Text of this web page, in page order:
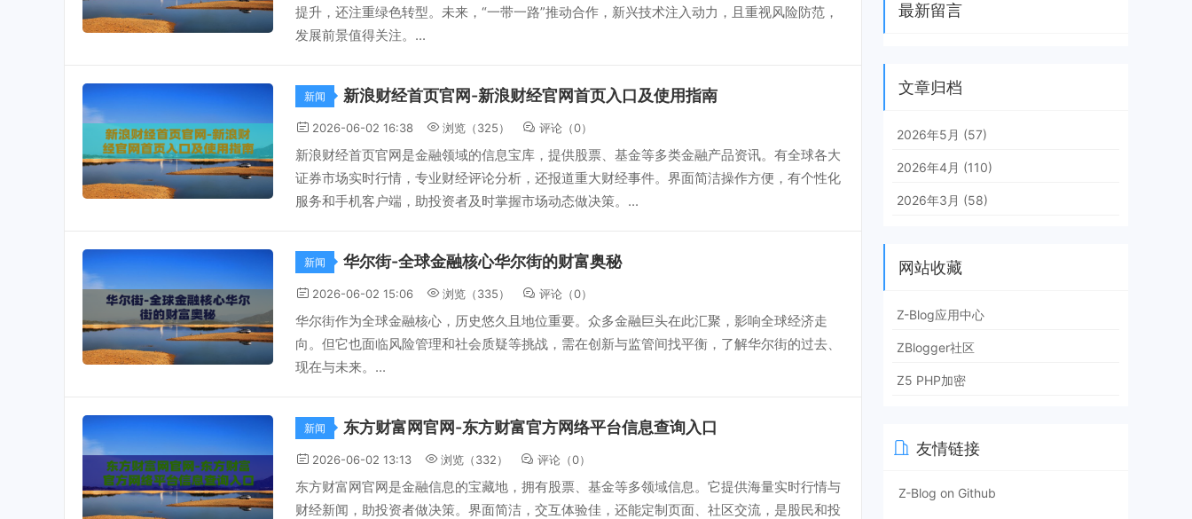
提升，还注重绿色转型。未来，“一带一路”推动合作，新兴技术注入动力，且重视风险防范，
发展前景值得关注。...
新闻 新浪财经首页官网-新浪财经官网首页入口及使用指南
2026-06-02 16:38 浏览（325） 评论（0）
新浪财经首页官网是金融领域的信息宝库，提供股票、基金等多类金融产品资讯。有全球各大
证券市场实时行情，专业财经评论分析，还报道重大财经事件。界面简洁操作方便，有个性化
服务和手机客户端，助投资者及时掌握市场动态做决策。...
新闻 华尔街-全球金融核心华尔街的财富奥秘
2026-06-02 15:06 浏览（335） 评论（0）
华尔街作为全球金融核心，历史悠久且地位重要。众多金融巨头在此汇聚，影响全球经济走
向。但它也面临风险管理和社会质疑等挑战，需在创新与监管间找平衡，了解华尔街的过去、
现在与未来。...
新闻 东方财富网官网-东方财富官方网络平台信息查询入口
2026-06-02 13:13 浏览（332） 评论（0）
东方财富网官网是金融信息的宝藏地，拥有股票、基金等多领域信息。它提供海量实时行情与
财经新闻，助投资者做决策。界面简洁，交互体验佳，还能定制页面、社区交流，是股民和投
最新留言
文章归档
2026年5月 (57)
2026年4月 (110)
2026年3月 (58)
网站收藏
Z-Blog应用中心
ZBlogger社区
Z5 PHP加密
友情链接
Z-Blog on Github